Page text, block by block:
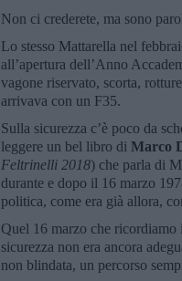
Non ci crederete, ma sono
Lo stesso Mattarella nel
all’apertura dell’Anno
vagone riservato, scorta,
arrivava con un F35.
Sulla sicurezza c’è poco da
leggere un bel libro di Marco
Feltrinelli 2018) che parla di
durante e dopo il 16 marzo
politica, come era già allora,
Quel 16 marzo che
sicurezza non era ancora
non blindata, un percorso